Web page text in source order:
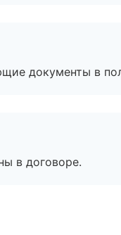
документы в
в договоре.